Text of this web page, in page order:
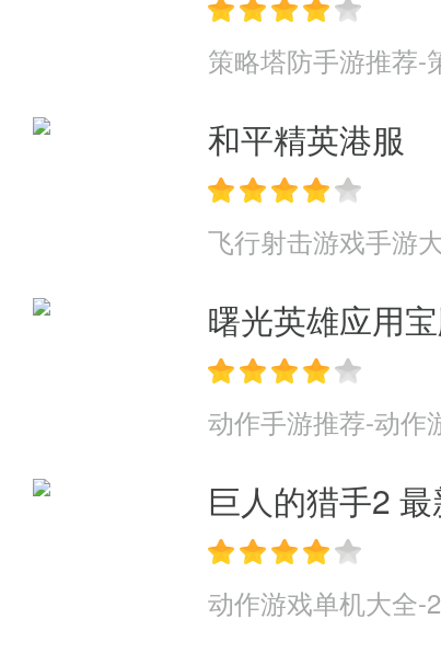
策略塔防手游推荐-
和平精英港服
飞行射击游戏手游
曙光英雄应用
动作手游推荐-动作
巨人的猎手2 最
动作游戏单机大全-